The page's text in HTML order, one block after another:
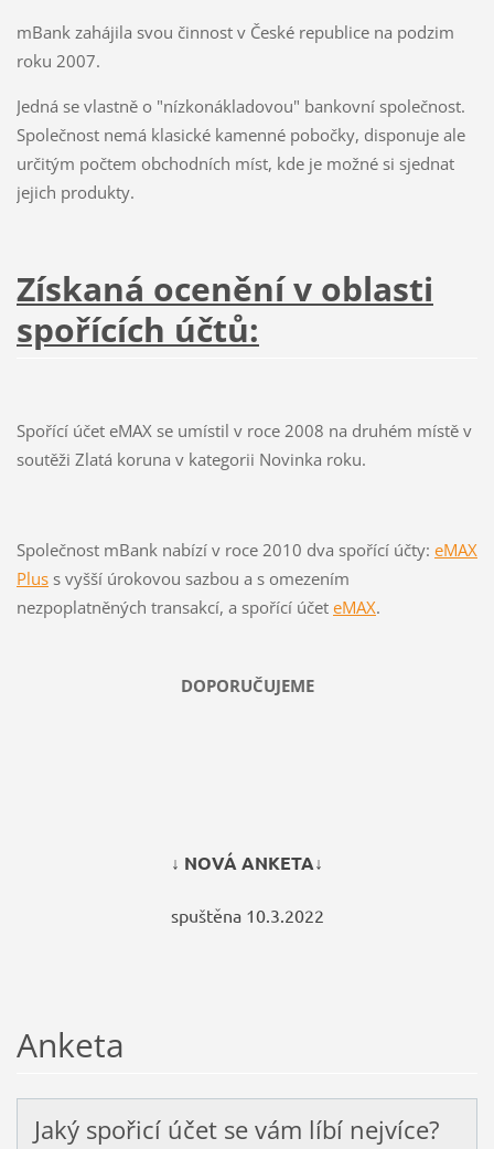
mBank zahájila svou činnost v České republice na podzim
roku 2007.
Jedná se vlastně o "nízkonákladovou" bankovní společnost.
Společnost nemá klasické kamenné pobočky, disponuje ale
určitým počtem obchodních míst, kde je možné si sjednat
jejich produkty.
Získaná ocenění v oblasti
spořících účtů:
Spořící účet eMAX se umístil v roce 2008 na druhém místě v
soutěži Zlatá koruna v kategorii Novinka roku.
Společnost mBank nabízí v roce 2010 dva spořící účty: eMAX
Pluss vyšší úrokovou sazbou a s omezením
nezpoplatněných transakcí, a spořící účet eMAX.
DOPORUČUJEME
↓ NOVÁ ANKETA↓
spuštěna 10.3.2022
Anketa
Jaký spořicí účet se vám líbí nejvíce?